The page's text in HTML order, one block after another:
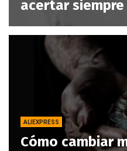
acertar siempre
ALIEXPRESS
Cómo cambiar